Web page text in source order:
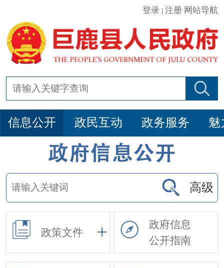
登录 |注册 网站导航
信息公开 政民互动 政务服务 魅
高级
政策文件
政府信息
公开指南